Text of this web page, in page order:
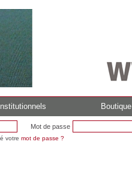
Boutique
Mot de passe
votre mot de passe ?